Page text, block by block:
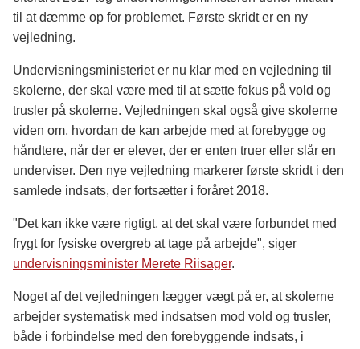
til at dæmme op for problemet. Første skridt er en ny
vejledning.
Undervisningsministeriet er nu klar med en vejledning til
skolerne, der skal være med til at sætte fokus på vold og
trusler på skolerne. Vejledningen skal også give skolerne
viden om, hvordan de kan arbejde med at forebygge og
håndtere, når der er elever, der er enten truer eller slår en
underviser. Den nye vejledning markerer første skridt i den
samlede indsats, der fortsætter i foråret 2018.
"Det kan ikke være rigtigt, at det skal være forbundet med
frygt for fysiske overgreb at tage på arbejde", siger
undervisningsminister Merete Riisager.
Noget af det vejledningen lægger vægt på er, at skolerne
arbejder systematisk med indsatsen mod vold og trusler,
både i forbindelse med den forebyggende indsats, i